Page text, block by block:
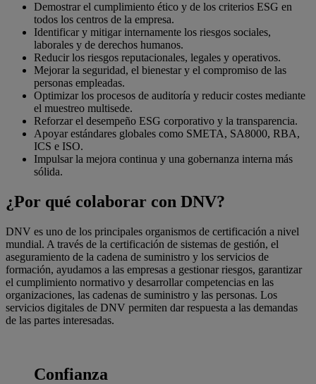
Demostrar el cumplimiento ético y de los criterios ESG en
todos los centros de la empresa.
Identificar y mitigar internamente los riesgos sociales,
laborales y de derechos humanos.
Reducir los riesgos reputacionales, legales y operativos.
Mejorar la seguridad, el bienestar y el compromiso de las
personas empleadas.
Optimizar los procesos de auditoría y reducir costes mediante
el muestreo multisede.
Reforzar el desempeño ESG corporativo y la transparencia.
Apoyar estándares globales como SMETA, SA8000, RBA,
ICS e ISO.
Impulsar la mejora continua y una gobernanza interna más
sólida.
¿Por qué colaborar con DNV?
DNV es uno de los principales organismos de certificación a nivel
mundial. A través de la certificación de sistemas de gestión, el
aseguramiento de la cadena de suministro y los servicios de
formación, ayudamos a las empresas a gestionar riesgos, garantizar
el cumplimiento normativo y desarrollar competencias en las
organizaciones, las cadenas de suministro y las personas. Los
servicios digitales de DNV permiten dar respuesta a las demandas
de las partes interesadas.
Confianza